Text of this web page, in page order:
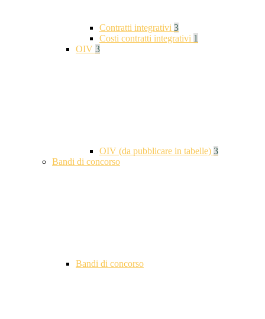
Contratti integrativi 3
Costi contratti integrativi 1
OIV 3
OIV (da pubblicare in tabelle) 3
Bandi di concorso
Bandi di concorso